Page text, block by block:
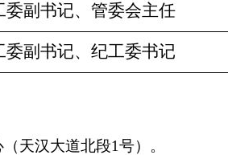
委副书记、管委会主任
委副书记、纪工委书记
汉大道北段1号）。